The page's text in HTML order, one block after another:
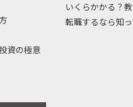
資の極意
いくらかかる？
転職するなら知